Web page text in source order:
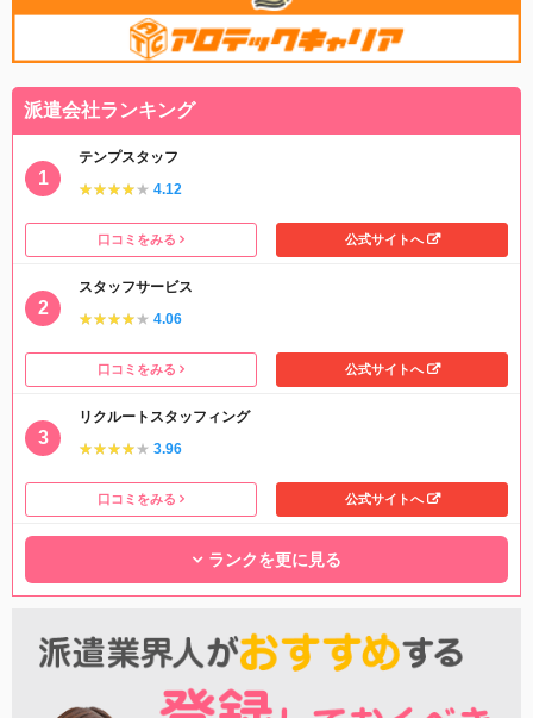
派遣会社ランキング
テンプスタッフ
★★★★★
★★★★★ 4.12
口コミをみる 公式サイトへ
スタッフサービス
★★★★★
★★★★★ 4.06
口コミをみる 公式サイトへ
リクルートスタッフィング
★★★★★
★★★★★ 3.96
口コミをみる 公式サイトへ
ランクを更に見る